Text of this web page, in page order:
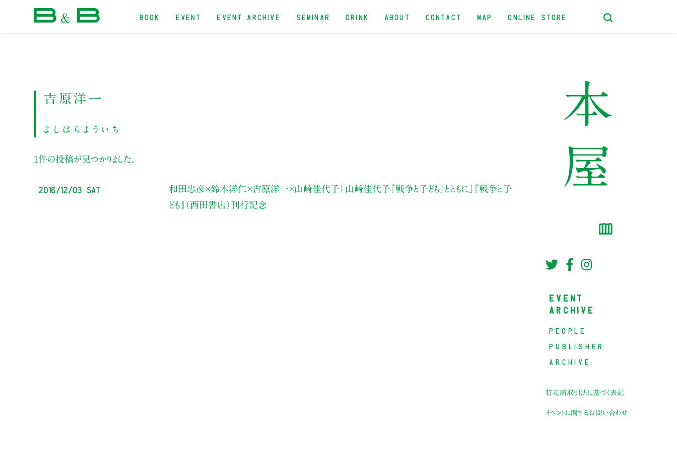
BOOK EVENT EVENT ARCHIVE SEMINAR DRINK ABOUT CONTACT MAP ONLINE STORE
吉原洋一
よしはらよういち
1件の投稿が見つかりました。
2016/12/03 Sat 和田忠彦×鈴木洋仁×吉原洋一×山崎佳代子 「山崎佳代子 『戦争と子ども』とともに」
『戦争と子
ども』（西田書店） 刊行記念
EVENT
ARCHIVE
PEOPLE
PUBLISHER
ARCHIVE
特定商取引法に基づく表記
イベントに関するお問い合わせ